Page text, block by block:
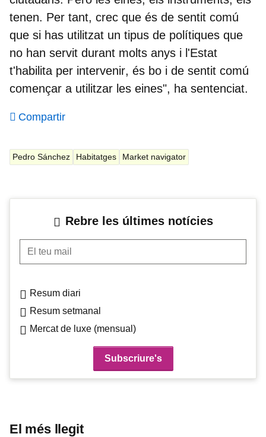
tenen. Per tant, crec que és de sentit comú
que si has utilitzat un tipus de polítiques que
no han servit durant molts anys i l'Estat
t'habilita per intervenir, és bo i de sentit comú
començar a utilitzar les eines", ha sentenciat.
Compartir
Pedro Sánchez Habitatges Market navigator
Rebre les últimes notícies
El teu mail
Resum diari
Resum setmanal
Mercat de luxe (mensual)
El més llegit